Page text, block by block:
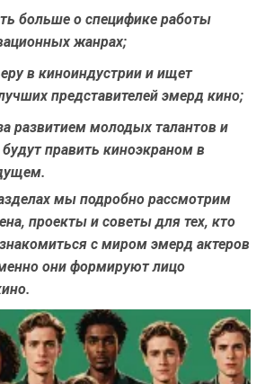
больше о специфике работы
жанрах;
в киноиндустрии и ищет
представителей эмерд кино;
развитием молодых талантов и
править киноэкраном в
мы подробно рассмотрим
проекты и советы для тех, кто
с миром эмерд актеров
они формируют лицо